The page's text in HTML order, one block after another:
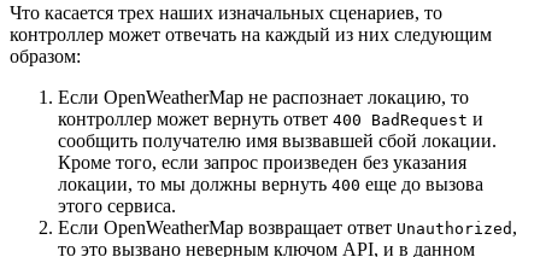
Что касается трех наших изначальных сценариев, то
контроллер может отвечать на каждый из них следующим
образом:
Если OpenWeatherMap не распознает локацию, то
контроллер может вернуть ответ 400 BadRequest и
сообщить получателю имя вызвавшей сбой локации.
Кроме того, если запрос произведен без указания
локации, то мы должны вернуть 400 еще до вызова
этого сервиса.
Если OpenWeatherMap возвращает ответ Unauthorized ,
то это вызвано неверным ключом API, и в данном